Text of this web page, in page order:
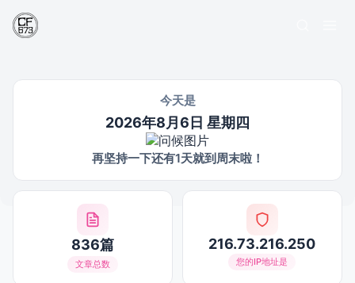
今天是
2026年8月6日 星期四
再坚持一下还有1天就到周末啦！
836篇
文章总数
216.73.216.250
您的IP地址是